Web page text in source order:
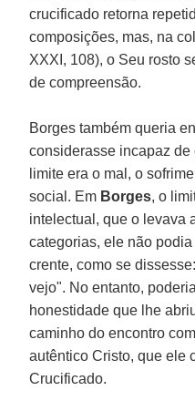
crucificado retorna
composições, mas, na
XXXI, 108), o Seu rosto
de compreensão.
Borges também queria
considerasse incapaz
limite era o mal, o
social. Em Borges, o
intelectual, que o levava
categorias, ele não
crente, como se
vejo". No entanto,
honestidade que lhe
caminho do encontro
autêntico Cristo, que ele
Crucificado.